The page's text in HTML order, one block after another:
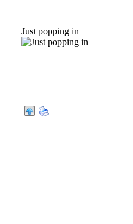
Just popping in